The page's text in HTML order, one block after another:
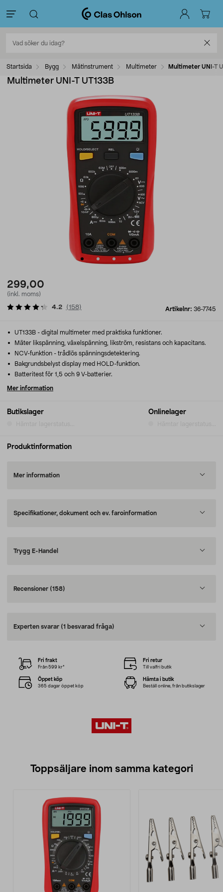
Startsida Bygg Mätinstrument Multimeter Multimeter UNI-T
Multimeter UNI-T UT133B
299,00
(inkl. moms)
Artikelnr: 36-7745
4.2 (158)
Butikslager
Hämtar lagerstatus...
Onlinelager
Hämtar lagerstatus...
UT133B - digital multimeter med praktiska funktioner.
Mäter likspänning, växelspänning, likström, resistans och kapacitans.
NCV-funktion - trådlös spänningsdetektering.
Bakgrundsbelyst display med HOLD-funktion.
Batteritest för 1,5 och 9 V-batterier.
Mer information
Produktinformation
Mer information
Specifikationer, dokument och ev. faroinformation
Trygg E-Handel
Recensioner (158)
Experten svarar (1 besvarad fråga)
Fri frakt
Från 599 kr*
Fri retur
Till valfri butik
Öppet köp
365 dagar öppet köp
Hämta i butik
Beställ online, från butikslager
Toppsäljare inom samma kategori